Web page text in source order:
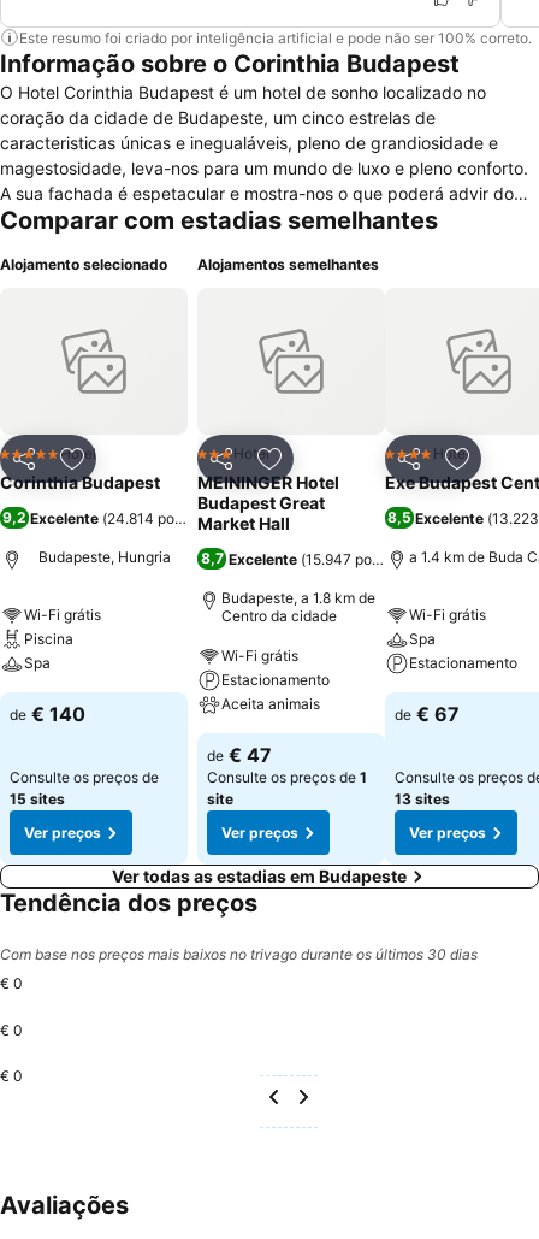
Este resumo foi criado por inteligência artificial e pode não ser 100% correto.
Informação sobre o Corinthia Budapest
O Hotel Corinthia Budapest é um hotel de sonho localizado no
coração da cidade de Budapeste, um cinco estrelas de
caracteristicas únicas e inegualáveis, pleno de grandiosidade e
magestosidade, leva-nos para um mundo de luxo e pleno conforto.
A sua fachada é espetacular e mostra-nos o que poderá advir do
seu interior. Este é um hotel com uma enorme lista de serviços
disponivel em todo o hotel, concierge, centro de negócios, pequeno
cofre, loja de souvenirs, serviço de despertar, quartos para não
fumadores, câmbio de moeda, adaptado para pessoas com
necessidades especiais, rampa de acesso, florista, centro de
jacuzzi, sauna, massagens, banho turco e todos os serviços para a
realização de reuniões. Os seus quartos têm as seguintes
comodidades: tábua e ferro de engomar, facilidades para fazer café
e chá, internet, almofadas antialérgicas, ar condicionado... estão
decoradas de maneira chique e majestosa para que seja
inesquecivel
Comparar com estadias semelhantes
Alojamento selecionado
PartilharAdicionar aos favoritos
5 EstrelasHotel
Corinthia Budapest
9,2 Excelente (24.814 pontuações)
Budapeste, Hungria
Wi-Fi grátis
Piscina
Spa
de € 140
Consulte os preços de
15 sites
Ver preços
Alojamentos semelhantes
PartilharAdicionar aos favoritos
3 Estrelas
Hotel
MEININGER Hotel
Budapest Great
Market Hall
8,7 Excelente (15.947 pontuações)
Budapeste, a 1.8 km de
Centro da cidade
Wi-Fi grátis
Estacionamento
Aceita animais
de € 47
Consulte os preços de 1
site
Ver preços
Partilhar
4 EstrelasHotel
Exe Budapest
8,5 Excelente (
a 1.4 km de Buda
Wi-Fi grátis
Spa
Estacionamento
de € 67
Consulte os preços
13 sites
Ver preços
Ver todas as estadias em Budapeste
Tendência dos preços
Com base nos preços mais baixos no trivago durante os últimos 30 dias
€ 0
€ 0
€ 0
Avaliações